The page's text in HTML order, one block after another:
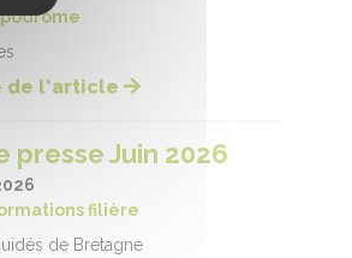
de l'article
presse Juin 2026
filière
de Bretagne